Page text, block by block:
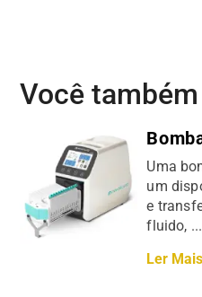
Você
Uma
um
e
fluido, ...
Ler Mais